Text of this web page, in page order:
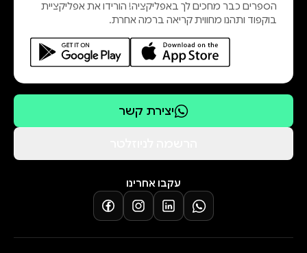
הספרים כבר מחכים לך באפליקציה! הורידו את אפליקציית
בוקפוד ותהנו מחווית קריאה ברמה אחרת.
יצירת קשר
עקבו אחרינו